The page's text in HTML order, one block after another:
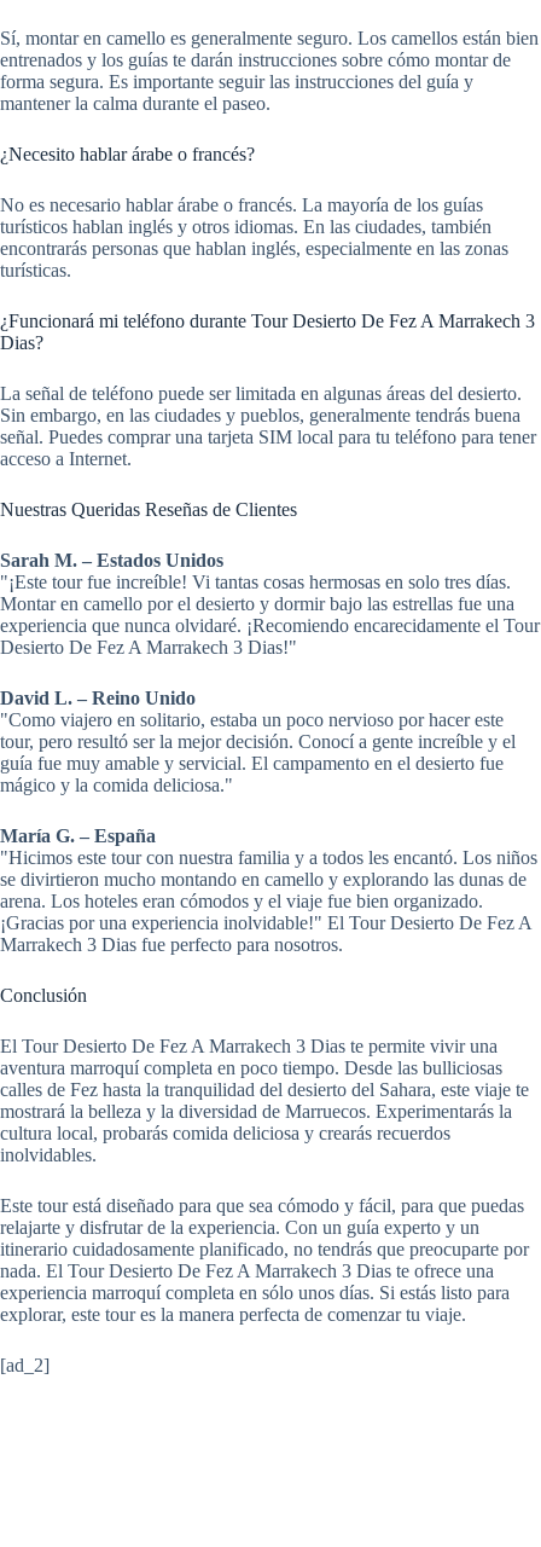
Sí, montar en camello es generalmente seguro. Los camellos están bien
entrenados y los guías te darán instrucciones sobre cómo montar de
forma segura. Es importante seguir las instrucciones del guía y
mantener la calma durante el paseo.
¿Necesito hablar árabe o francés?
No es necesario hablar árabe o francés. La mayoría de los guías
turísticos hablan inglés y otros idiomas. En las ciudades, también
encontrarás personas que hablan inglés, especialmente en las zonas
turísticas.
¿Funcionará mi teléfono durante Tour Desierto De Fez A Marrakech 3
Dias?
La señal de teléfono puede ser limitada en algunas áreas del desierto.
Sin embargo, en las ciudades y pueblos, generalmente tendrás buena
señal. Puedes comprar una tarjeta SIM local para tu teléfono para tener
acceso a Internet.
Nuestras Queridas Reseñas de Clientes
Sarah M. – Estados Unidos
"¡Este tour fue increíble! Vi tantas cosas hermosas en solo tres días.
Montar en camello por el desierto y dormir bajo las estrellas fue una
experiencia que nunca olvidaré. ¡Recomiendo encarecidamente el Tour
Desierto De Fez A Marrakech 3 Dias!"
David L. – Reino Unido
"Como viajero en solitario, estaba un poco nervioso por hacer este
tour, pero resultó ser la mejor decisión. Conocí a gente increíble y el
guía fue muy amable y servicial. El campamento en el desierto fue
mágico y la comida deliciosa."
María G. – España
"Hicimos este tour con nuestra familia y a todos les encantó. Los niños
se divirtieron mucho montando en camello y explorando las dunas de
arena. Los hoteles eran cómodos y el viaje fue bien organizado.
¡Gracias por una experiencia inolvidable!" El Tour Desierto De Fez A
Marrakech 3 Dias fue perfecto para nosotros.
Conclusión
El Tour Desierto De Fez A Marrakech 3 Dias te permite vivir una
aventura marroquí completa en poco tiempo. Desde las bulliciosas
calles de Fez hasta la tranquilidad del desierto del Sahara, este viaje te
mostrará la belleza y la diversidad de Marruecos. Experimentarás la
cultura local, probarás comida deliciosa y crearás recuerdos
inolvidables.
Este tour está diseñado para que sea cómodo y fácil, para que puedas
relajarte y disfrutar de la experiencia. Con un guía experto y un
itinerario cuidadosamente planificado, no tendrás que preocuparte por
nada. El Tour Desierto De Fez A Marrakech 3 Dias te ofrece una
experiencia marroquí completa en sólo unos días. Si estás listo para
explorar, este tour es la manera perfecta de comenzar tu viaje.
[ad_2]